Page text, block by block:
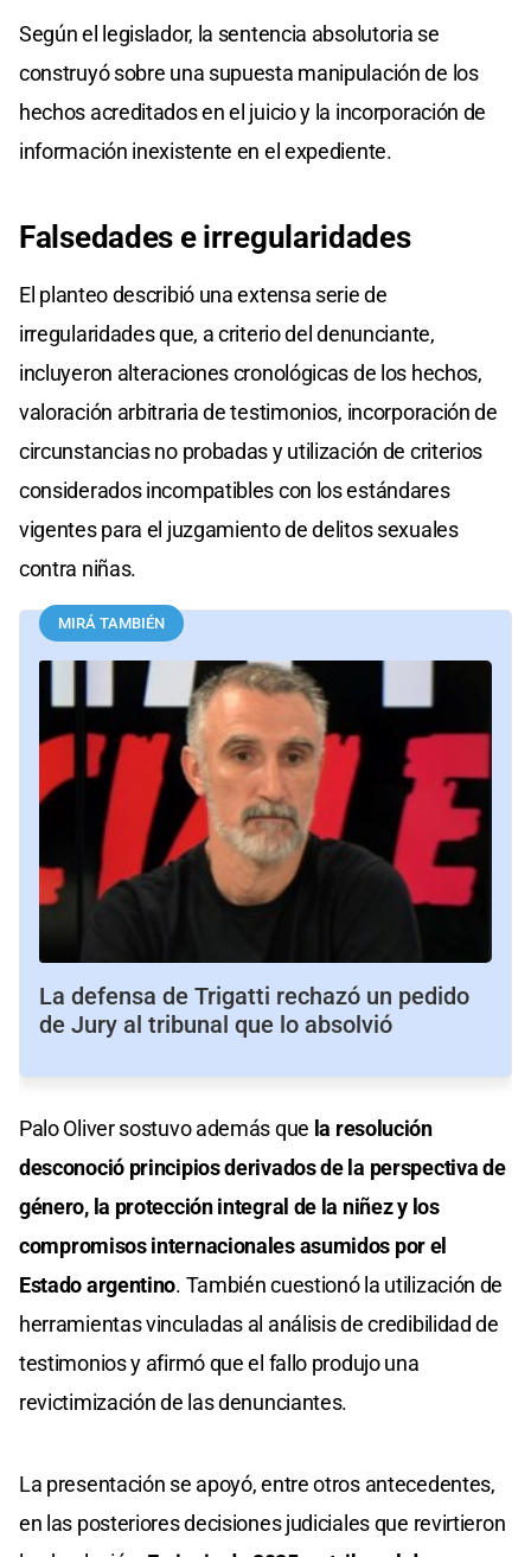
Según el legislador, la sentencia absolutoria se
construyó sobre una supuesta manipulación de los
hechos acreditados en el juicio y la incorporación de
información inexistente en el expediente.
Falsedades e irregularidades
El planteo describió una extensa serie de
irregularidades que, a criterio del denunciante,
incluyeron alteraciones cronológicas de los hechos,
valoración arbitraria de testimonios, incorporación de
circunstancias no probadas y utilización de criterios
considerados incompatibles con los estándares
vigentes para el juzgamiento de delitos sexuales
contra niñas.
MIRÁ TAMBIÉN
La defensa de Trigatti rechazó un pedido
de Jury al tribunal que lo absolvió
Palo Oliver sostuvo además que la resolución
desconoció principios derivados de la perspectiva de
género, la protección integral de la niñez y los
compromisos internacionales asumidos por el
Estado argentino. También cuestionó la utilización de
herramientas vinculadas al análisis de credibilidad de
testimonios y afirmó que el fallo produjo una
revictimización de las denunciantes.
La presentación se apoyó, entre otros antecedentes,
en las posteriores decisiones judiciales que revirtieron